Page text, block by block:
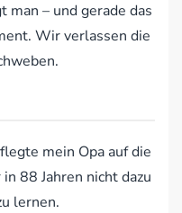
man – und gerade das
Wir verlassen die
mein Opa auf die
88 Jahren nicht dazu
lernen.